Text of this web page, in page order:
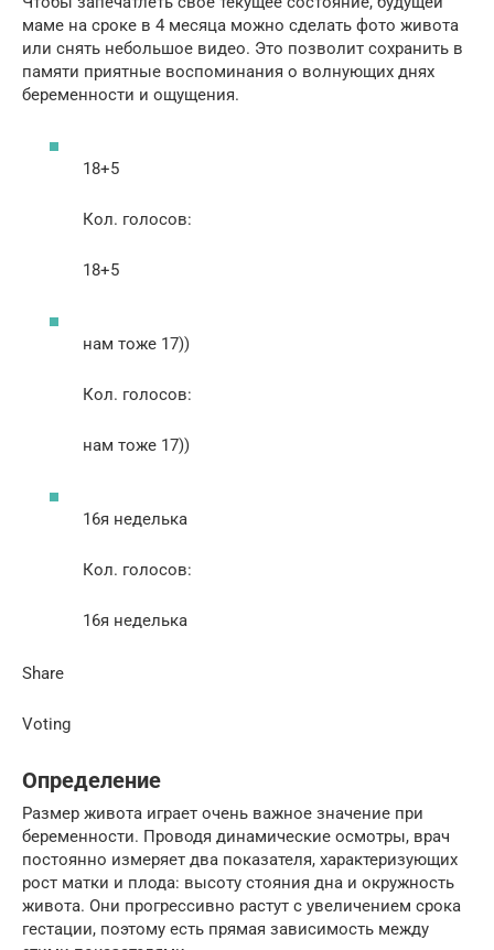
маме на сроке в 4 месяца можно сделать фото живота
или снять небольшое видео. Это позволит сохранить в
памяти приятные воспоминания о волнующих днях
беременности и ощущения.
18+5
Кол. голосов:
18+5
нам тоже 17))
Кол. голосов:
нам тоже 17))
16я неделька
Кол. голосов:
16я неделька
Share
Voting
Определение
Размер живота играет очень важное значение при
беременности. Проводя динамические осмотры, врач
постоянно измеряет два показателя, характеризующих
рост матки и плода: высоту стояния дна и окружность
живота. Они прогрессивно растут с увеличением срока
гестации, поэтому есть прямая зависимость между